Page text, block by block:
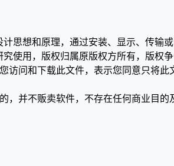
思想和原理，通过安装、显示、传输
使用，版权归属原版权方所有，版权
问和下载此文件，表示您同意只将
并不贩卖软件，不存在任何商业目